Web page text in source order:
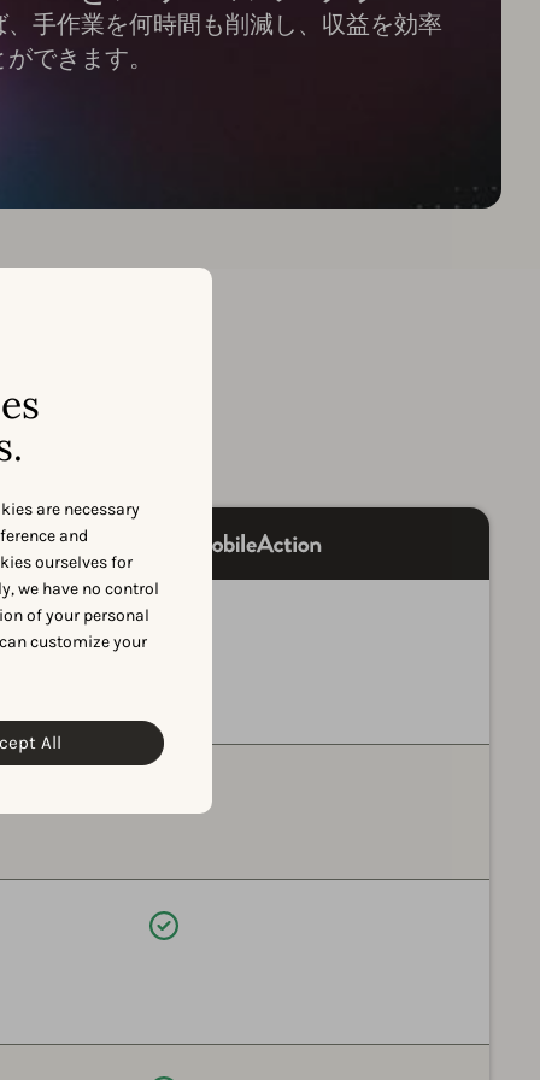
are necessary
and
ourselves for
we have no control
of your personal
customize your
All
手作業を何時間も削減し、収益を効率
できます。
利用可能
利用可能